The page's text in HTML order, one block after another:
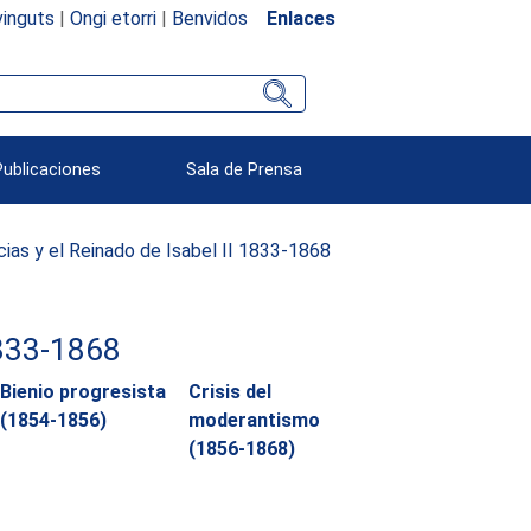
| Ongi etorri| Benvidos Enlaces
Sala de Prensa
y el Reinado de Isabel II 1833-1868
1868
Bienio progresista
(1854-1856)
Crisis del
moderantismo
(1856-1868)